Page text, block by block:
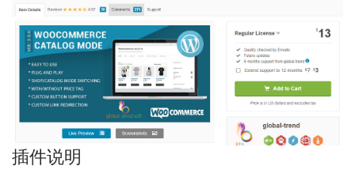
插件说明